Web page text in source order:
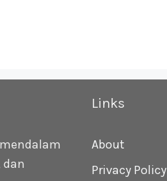
dan
Links
About
Privacy Policy